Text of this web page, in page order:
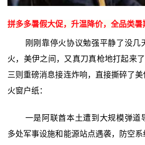
拼多多暑假大促，升温降价，全品类
刚刚靠停火协议勉强平静了没几
火，美伊之间，又真刀真枪地打起来
三则重磅消息接连炸响，直接撕碎了
火窗户纸：
一是阿联酋本土遭到大规模弹道
多处军事设施和能源站点遇袭，防空